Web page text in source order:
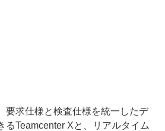
求仕様と検査仕様を統一したデ
るTeamcenter Xと、リアルタイム